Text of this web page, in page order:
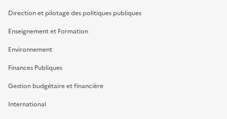
Direction et pilotage des politiques publiques
Enseignement et Formation
Environnement
Finances Publiques
Gestion budgétaire et financière
International